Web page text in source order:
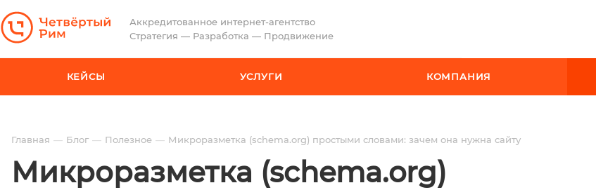
Аккредитованное интернет-агентство
Стратегия — Разработка — Продвижение
КЕЙСЫ УСЛУГИ КОМПАНИЯ
Главная Блог Полезное Микроразметка (schema.org) простыми словами: зачем она нужна сайту
Микроразметка (schema.org)